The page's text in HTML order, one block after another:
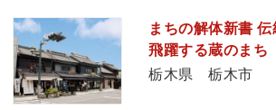
まちの解体新書
飛躍する蔵のまち
栃木県 栃木市